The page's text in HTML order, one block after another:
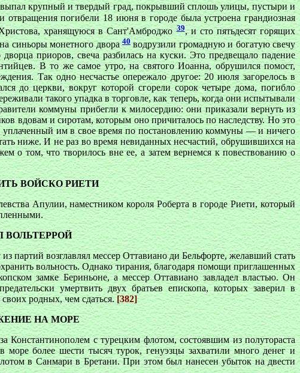
выпал крупный и твердый град, покрывший сплошь улицы, пустыри и
погибели 18 июня в городе была устроена грандиозная
хранящуюся в Сант'Амброджо39, и сто пятьдесят горящих
синьоры монетного двора40водрузили громадную и богатую свечу
приоров, свеча разбилась на куски. Это предвещало падение
В то же самое утро, на святого Иоанна, обрушился помост,
Так одно несчастье опережало другое: 20 июля загорелось в
до церкви, вокруг которой сгорели сорок четыре дома, погибло
такого упадка в торговле, как теперь, когда они испытывали
коммуны прибегли к милосердию: они приказали вернуть из
вдовам и сиротам, которым оно причиталось по наследству. Но это
уплаченный им в свое время по постановлению коммуны — и ничего
ниже. И не раз во время невиданных несчастий, обрушившихся на
о том, что творилось вне ее, а затем вернемся к повествованию о
ВОЙСКО РИЕТИ
Апулии, наместником короля Роберта в городе Риети, который
ВОЛЬТЕРРОЙ
партий возглавлял мессер Оттавиано ди Бельфорте, желавший стать
вольность. Однако тирания, благодаря помощи приглашенных
замке Бериньоне, а мессер Оттавиано завладел властью. Он
умертвить двух братьев епископа, которых заверил в
своих родных, чем сдаться.[382]
НА МОРЕ
Константинополем с турецким флотом, состоявшим из полутораста
более шести тысяч турок, генуэзцы захватили много денег и
в Санмари в Бретани. При этом был нанесен убыток на двести